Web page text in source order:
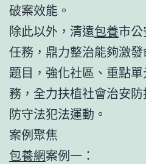
破案效能。
除此以外，清遠包養市
任務，鼎力整治能夠激
題目，強化社區、重點
務，全力扶植社會治安
防守法犯法運動。
案例聚焦
包養網案例一：